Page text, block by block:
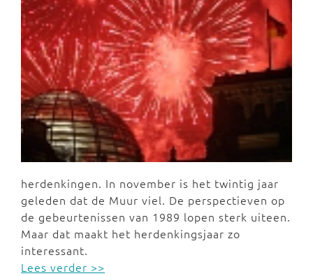
herdenkingen. In november is het twintig jaar
geleden dat de Muur viel. De perspectieven op
de gebeurtenissen van 1989 lopen sterk uiteen.
Maar dat maakt het herdenkingsjaar zo
interessant.
Lees verder >>